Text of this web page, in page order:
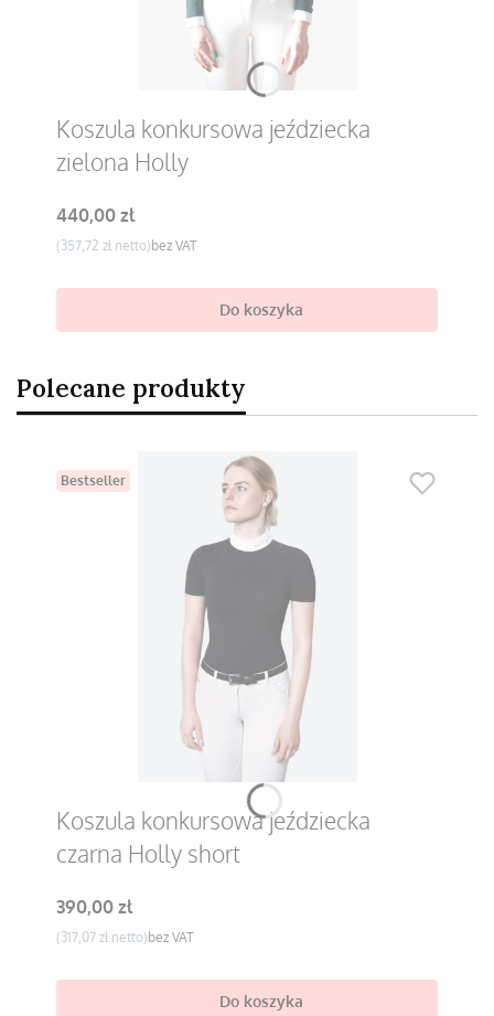
Koszula konkursowa jeździecka
zielona Holly
Cena
440,00 zł
Cena
357,72 zł bez VAT
Do koszyka
Polecane produkty
Bestseller
Koszula konkursowa jeździecka
czarna Holly short
Cena
390,00 zł
Cena
317,07 zł bez VAT
Do koszyka